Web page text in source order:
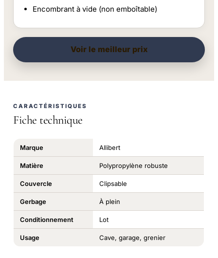
Encombrant à vide (non emboîtable)
Voir le meilleur prix
CARACTÉRISTIQUES
Fiche technique
Marque Allibert
Matière Polypropylène robuste
Couvercle Clipsable
Gerbage À plein
Conditionnement Lot
Usage Cave, garage, grenier